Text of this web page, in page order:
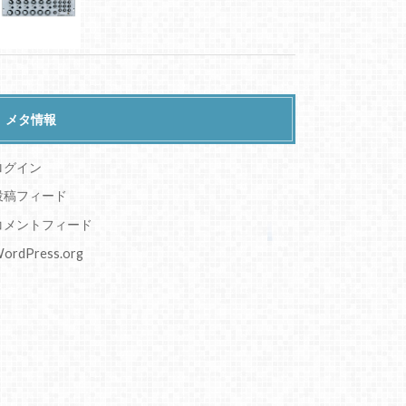
メタ情報
グイン
稿フィード
メントフィード